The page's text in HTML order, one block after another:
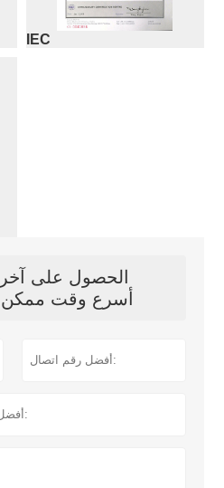
IEC
الحصول على
أسرع وقت ممكن (خلال